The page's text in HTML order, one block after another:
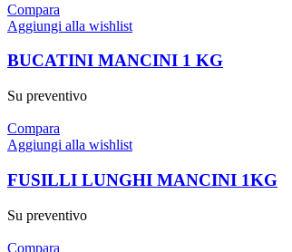
Compara
Aggiungi alla wishlist
BUCATINI MANCINI 1 KG
Su preventivo
Compara
Aggiungi alla wishlist
FUSILLI LUNGHI MANCINI 1KG
Su preventivo
Compara